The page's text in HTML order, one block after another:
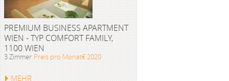
PREMIUM BUSINESS APARTMENT
WIEN - TYP COMFORT FAMILY,
1100 WIEN
3 Zimmer Preis pro Monat€ 2020
MEHR